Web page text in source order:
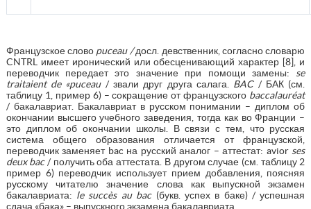
Французское слово puceau /досл. девственник, согласно словарю
CNTRL имеет иронический или обесценивающий характер [8], и
переводчик передает это значение при помощи замены: se
traitaient de «puceau / звали друг друга салага. BAC/ БАК (см.
таблицу 1, пример 6) – сокращение от французского baccalauréat
/ бакалавриат. Бакалавриат в русском понимании – диплом об
окончании высшего учебного заведения, тогда как во Франции –
это диплом об окончании школы. В связи с тем, что русская
система общего образования отличается от французской,
переводчик заменяет bac на русский аналог – аттестат: aviorses
deux bac/ получить оба аттестата. В другом случае (см. таблицу 2
пример 6) переводчик использует прием добавления, поясняя
русскому читателю значение слова как выпускной экзамен
бакалавриата: le succès au bac(букв. успех в баке) / успешная
сдача «бака» – выпускного экзамена бакалавриата.